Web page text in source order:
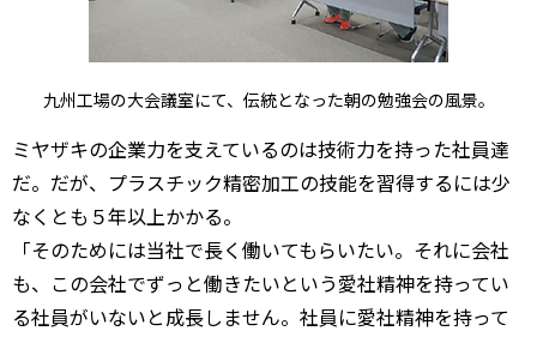
九州工場の大会議室にて、伝統となった朝の勉強会の風景。
ミヤザキの企業力を支えているのは技術力を持った社員達
だ。だが、プラスチック精密加工の技能を習得するには少
なくとも５年以上かかる。
「そのためには当社で長く働いてもらいたい。それに会社
も、この会社でずっと働きたいという愛社精神を持ってい
る社員がいないと成長しません。社員に愛社精神を持って